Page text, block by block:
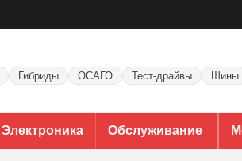
Гибриды ОСАГО Тест-драйвы Шины
Электроника Обслуживание